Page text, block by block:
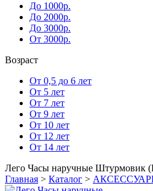
До 1000р.
До 2000р.
До 3000р.
От 3000р.
Возраст
От 0,5 до 6 лет
От 5 лет
От 7 лет
От 9 лет
От 10 лет
От 12 лет
От 14 лет
Лего Часы наручные Штурмовик
Главная > Каталог >